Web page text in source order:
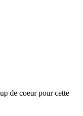
de coeur pour cette